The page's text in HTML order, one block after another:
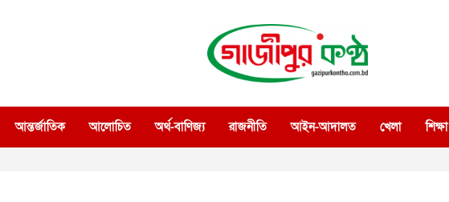
গাজীপুর কণ্ঠ
আন্তর্জাতিক আলোচিত অর্থ-বাণিজ্য রাজনীতি আইন-আদালত খেলা শিক্ষা